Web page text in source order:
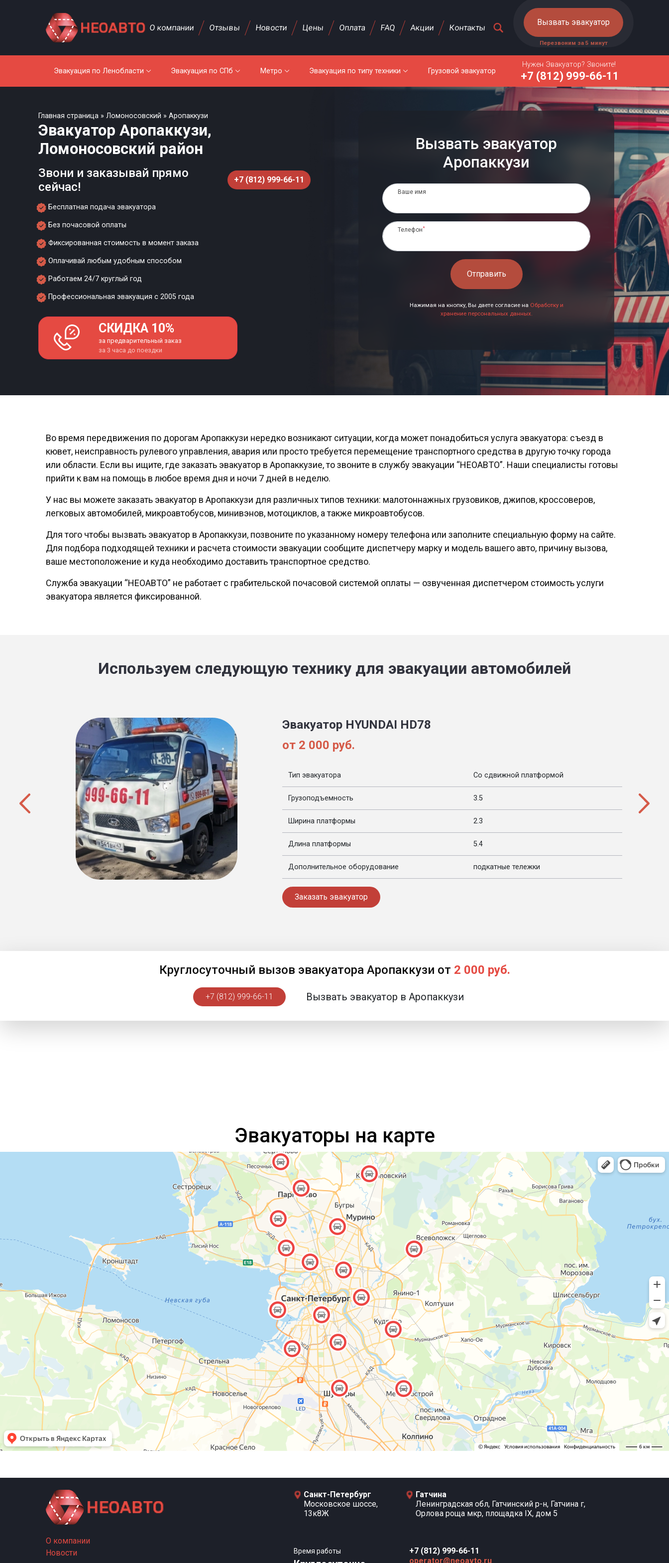
Вызвать эвакуатор
Перезвоним за 5 минут
О компании Отзывы Новости Цены Оплата FAQ Акции Контакты
Эвакуация по Ленобласти Эвакуация по СПб Метро Эвакуация по типу техники Грузовой эвакуатор
Нужен Эвакуатор? Звоните!
+7 (812) 999-66-11
Главная страница » Ломоносовский » Аропаккузи
Эвакуатор Аропаккузи,
Ломоносовский район
Звони и заказывай прямо
сейчас!
+7 (812) 999-66-11
Бесплатная подача эвакуатора
Без почасовой оплаты
Фиксированная стоимость в момент заказа
Оплачивай любым удобным способом
Работаем 24/7 круглый год
Профессиональная эвакуация с 2005 года
СКИДКА 10%
за предварительный заказ
за 3 часа до поездки
Вызвать эвакуатор
Аропаккузи
Ваше имя
Телефон*
Отправить
Нажимая на кнопку, Вы даете согласие на Обработку и
хранение персональных данных.
Во время передвижения по дорогам Аропаккузи нередко возникают ситуации, когда может понадобиться услуга эвакуатора: съезд в
кювет, неисправность рулевого управления, авария или просто требуется перемещение транспортного средства в другую точку города
или области. Если вы ищите, где заказать эвакуатор в Аропаккузие, то звоните в службу эвакуации “НЕОАВТО”. Наши специалисты готовы
прийти к вам на помощь в любое время дня и ночи 7 дней в неделю.
У нас вы можете заказать эвакуатор в Аропаккузи для различных типов техники: малотоннажных грузовиков, джипов, кроссоверов,
легковых автомобилей, микроавтобусов, минивэнов, мотоциклов, а также микроавтобусов.
Для того чтобы вызвать эвакуатор в Аропаккузи, позвоните по указанному номеру телефона или заполните специальную форму на сайте.
Для подбора подходящей техники и расчета стоимости эвакуации сообщите диспетчеру марку и модель вашего авто, причину вызова,
ваше местоположение и куда необходимо доставить транспортное средство.
Служба эвакуации “НЕОАВТО” не работает с грабительской почасовой системой оплаты — озвученная диспетчером стоимость услуги
эвакуатора является фиксированной.
Используем следующую технику для эвакуации автомобилей
Эвакуатор HYUNDAI HD78
от 2 000 руб.
Тип эвакуатора Со сдвижной платформой
Грузоподъемность 3.5
Ширина платформы 2.3
Длина платформы 5.4
Дополнительное оборудование подкатные тележки
Заказать эвакуатор
Круглосуточный вызов эвакуатора Аропаккузи от 2 000 руб.
+7 (812) 999-66-11 Вызвать эвакуатор в Аропаккузи
Эвакуаторы на карте
О компании
Новости
Санкт-Петербург
Московское шоссе,
13к8Ж
Гатчина
Ленинградская обл, Гатчинский р-н, Гатчина г,
Орлова роща мкр, площадка IX, дом 5
Время работы
+7 (812) 999-66-11
operator@neoavto.ru